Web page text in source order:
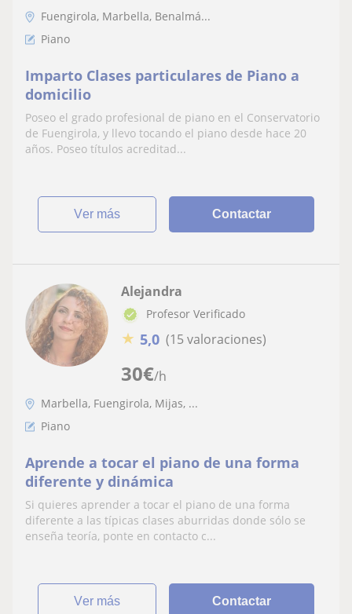
Fuengirola, Marbella, Benalmá...
Piano
Imparto Clases particulares de Piano a
domicilio
Poseo el grado profesional de piano en el Conservatorio
de Fuengirola, y llevo tocando el piano desde hace 20
años. Poseo títulos acreditad...
ver más Contactar
30€/h
Alejandra
Profesor Verificado
★ 5,0 (15 valoraciones)
Marbella, Fuengirola, Mijas, ...
Piano
Aprende a tocar el piano de una forma
diferente y dinámica
Si quieres aprender a tocar el piano de una forma
diferente a las típicas clases aburridas donde sólo se
enseña teoría, ponte en contacto c...
ver más Contactar